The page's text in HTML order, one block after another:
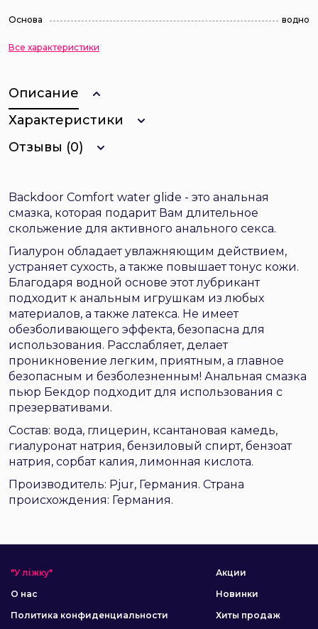
Основа водно
Все характеристики
Описание
Характеристики
Отзывы (0)
Backdoor Comfort water glide - это анальная
смазка, которая подарит Вам длительное
скольжение для активного анального секса.
Гиалурон обладает увлажняющим действием,
устраняет сухость, а также повышает тонус кожи.
Благодаря водной основе этот лубрикант
подходит к анальным игрушкам из любых
материалов, а также латекса. Не имеет
обезболивающего эффекта, безопасна для
использования. Расслабляет, делает
проникновение легким, приятным, а главное
безопасным и безболезненным! Анальная смазка
пьюр Бекдор подходит для использования с
презервативами.
Состав: вода, глицерин, ксантановая камедь,
гиалуронат натрия, бензиловый спирт, бензоат
натрия, сорбат калия, лимонная кислота.
Производитель: Pjur, Германия. Страна
происхождения: Германия.
"У ліжку"
О нас
Политика конфиденциальности
Акции
Новинки
Хиты продаж